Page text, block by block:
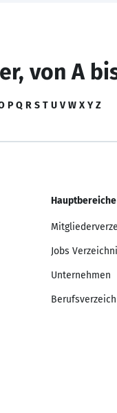
von A
P Q R S T U V W X Y Z
Hauptbereiche
Jobs
Unternehmen